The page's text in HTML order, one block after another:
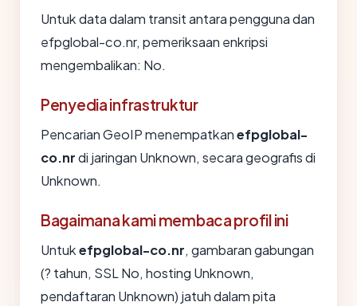
Untuk data dalam transit antara pengguna dan
efpglobal-co.nr, pemeriksaan enkripsi
mengembalikan: No.
Penyedia infrastruktur
Pencarian GeoIP menempatkanefpglobal-
co.nrdi jaringan Unknown, secara geografis di
Unknown.
Bagaimana kami membaca profil ini
Untukefpglobal-co.nr, gambaran gabungan
(? tahun, SSL No, hosting Unknown,
pendaftaran Unknown) jatuh dalam pita